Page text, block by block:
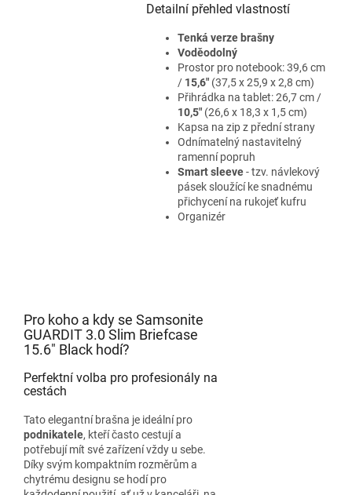
Detailní přehled vlastností
Tenká verze brašny
Voděodolný
Prostor pro notebook: 39,6 cm
/ 15,6"(37,5 x 25,9 x 2,8 cm)
Přihrádka na tablet: 26,7 cm /
10,5"(26,6 x 18,3 x 1,5 cm)
Kapsa na zip z přední strany
Odnímatelný nastavitelný
ramenní popruh
Smart sleeve- tzv. návlekový
pásek sloužící ke snadnému
přichycení na rukojeť kufru
Organizér
Pro koho a kdy se Samsonite
GUARDIT 3.0 Slim Briefcase
15.6" Black hodí?
Perfektní volba pro profesionály na
cestách
Tato elegantní brašna je ideální pro
podnikatele, kteří často cestují a
potřebují mít své zařízení vždy u sebe.
Díky svým kompaktním rozměrům a
chytrému designu se hodí pro